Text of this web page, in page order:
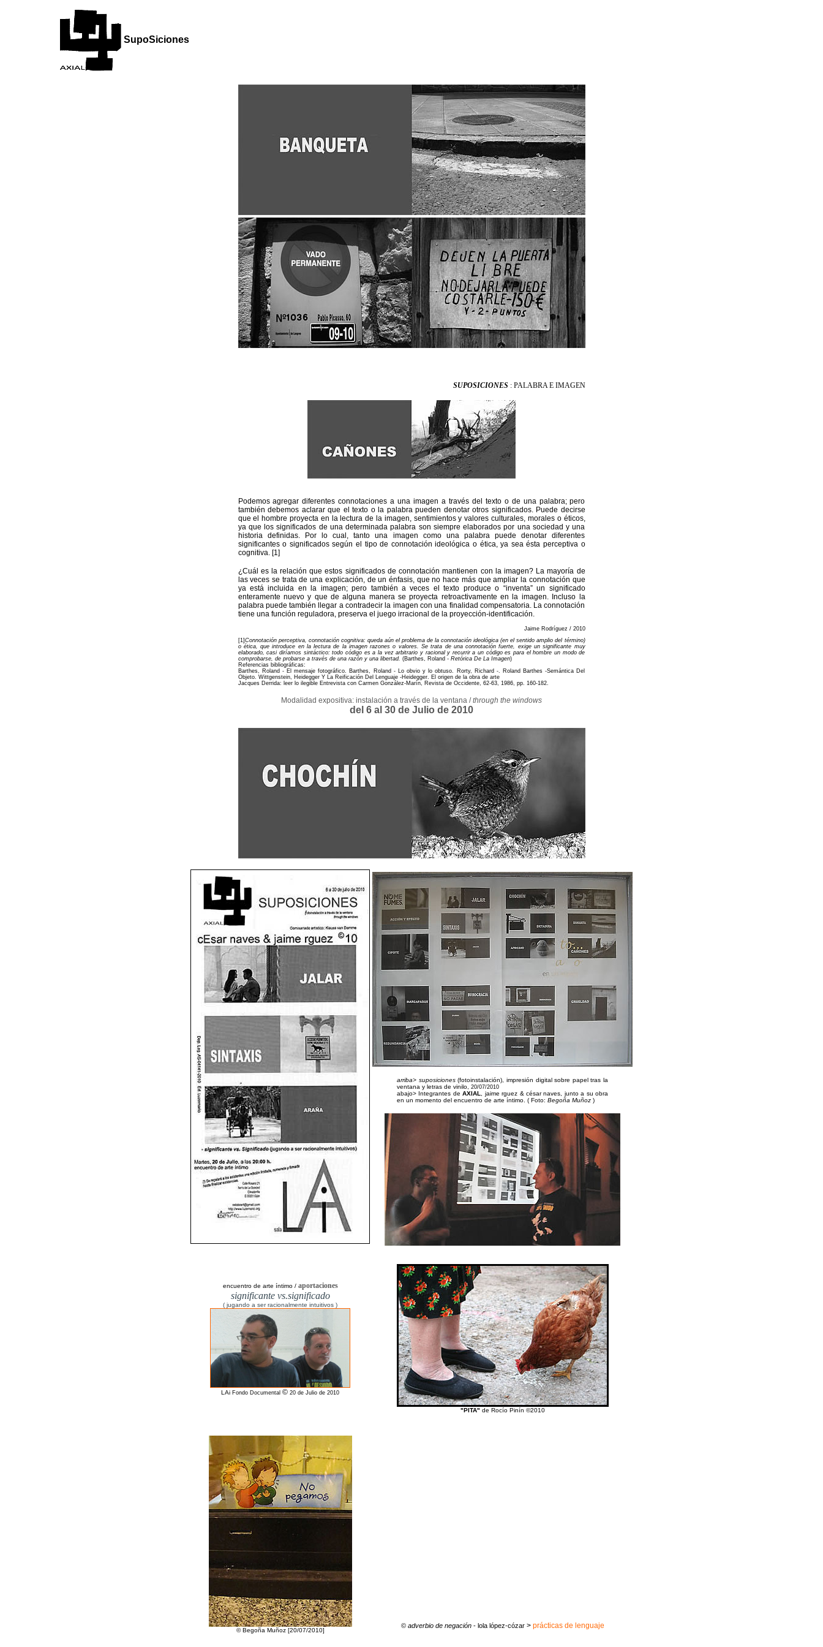
SUPOSICIONES : PALABRA E IMAGEN
Podemos agregar diferentes connotaciones a una imagen a través del texto o de una palabra; pero
también debemos aclarar que el texto o la palabra pueden denotar otros significados. Puede decirse
que el hombre proyecta en la lectura de la imagen, sentimientos y valores culturales, morales o éticos,
ya que los significados de una determinada palabra son siempre elaborados por una sociedad y una
historia definidas. Por lo cual, tanto una imagen como una palabra puede denotar diferentes
significantes o significados según el tipo de connotación ideológica o ética, ya sea ésta perceptiva o
cognitiva. [1]
¿Cuál es la relación que estos significados de connotación mantienen con la imagen? La mayoría de
las veces se trata de una explicación, de un énfasis, que no hace más que ampliar la connotación que
ya está incluida en la imagen; pero también a veces el texto produce o “inventa” un significado
enteramente nuevo y que de alguna manera se proyecta retroactivamente en la imagen. Incluso la
palabra puede también llegar a contradecir la imagen con una finalidad compensatoria. La connotación
tiene una función reguladora, preserva el juego irracional de la proyección-identificación.
Jaime Rodríguez / 2010
[1] Connotación perceptiva, connotación cognitiva: queda aún el problema de la connotación ideológica (en el sentido amplio del término)
o ética, que introduce en la lectura de la imagen razones o valores. Se trata de una connotación fuerte, exige un significante muy
elaborado, casi diríamos sintáctico: todo código es a la vez arbitrario y racional y recurrir a un código es para el hombre un modo de
comprobarse, de probarse a través de una razón y una libertad. (Barthes, Roland - Retórica De La Imagen)
Referencias bibliográficas:
Barthes, Roland - El mensaje fotográfico. Barthes, Roland - Lo obvio y lo obtuso. Rorty, Richard -. Roland Barthes -Semántica Del
Objeto. Wittgenstein, Heidegger Y La Reificación Del Lenguaje -Heidegger. El origen de la obra de arte
Jacques Derrida: leer lo ilegible Entrevista con Carmen González-Marín, Revista de Occidente, 62-63, 1986, pp. 160-182.
Modalidad expositiva: instalación a través de la ventana /through the windows
del 6 al 30 de Julio de 2010
arriba> suposiciones(fotoinstalación), impresión digital sobre papel tras la
ventana y letras de vinilo, 20/07/2010
abajo> Integrantes deAXIAL
, jaime rguez & césar naves, junto a su obra
en un momento del encuentro de arte íntimo. ( Foto: Begoña Muñoz )
encuentro de arte íntimo /aportaciones
significante vs.significado
( jugando a ser racionalmente intuitivos )
LAi Fondo Documental © 20 de Julio de 2010
"PITA" de Rocío Pinín ©2010
© Begoña Muñoz [20/07/2010]
© adverbio de negación- lola lópez-cózar > prácticas de lenguaje
SupoSiciones